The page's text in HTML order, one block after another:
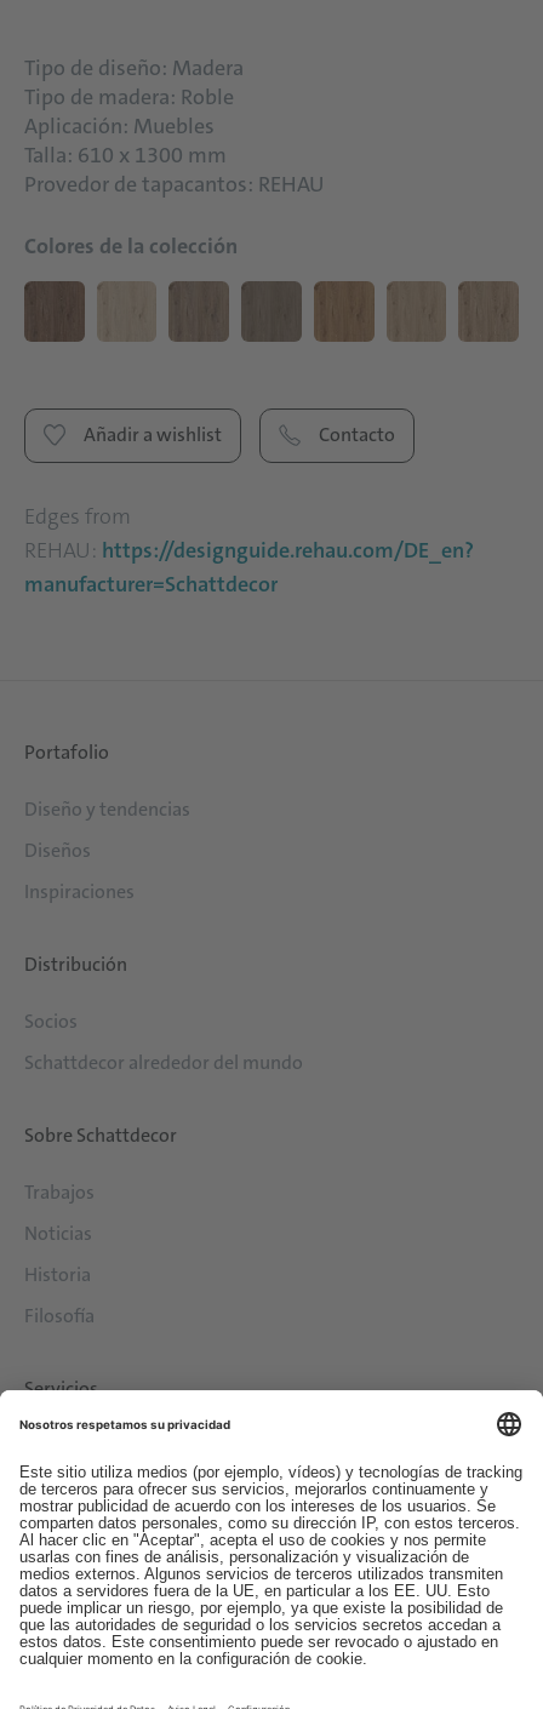
Tipo de diseño: Madera
Tipo de madera: Roble
Aplicación: Muebles
Talla: 610 x 1300 mm
Provedor de tapacantos: REHAU
Colores de la colección
Añadir a wishlist Contacto
Edges from
REHAU: https://designguide.rehau.com/DE_en?
manufacturer=Schattdecor
Portafolio
Diseño y tendencias
Diseños
Inspiraciones
Distribución
Socios
Schattdecor alrededor del mundo
Sobre Schattdecor
Trabajos
Noticias
Historia
Filosofía
Servicios
Contacto
EDI